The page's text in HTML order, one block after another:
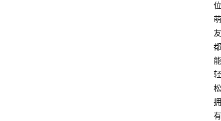
位
萌
友
都
能
轻
松
拥
有